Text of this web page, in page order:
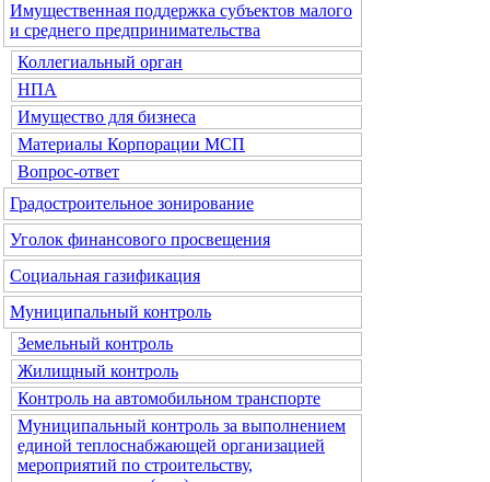
Имущественная поддержка субъектов малого
и среднего предпринимательства
Коллегиальный орган
НПА
Имущество для бизнеса
Материалы Корпорации МСП
Вопрос-ответ
Градостроительное зонирование
Уголок финансового просвещения
Социальная газификация
Муниципальный контроль
Земельный контроль
Жилищный контроль
Контроль на автомобильном транспорте
Муниципальный контроль за выполнением
единой теплоснабжающей организацией
мероприятий по строительству,